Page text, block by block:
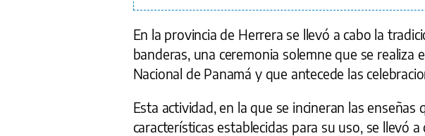
En la provincia de Herrera se llevó a cabo la
banderas, una ceremonia solemne que se realiza
Nacional de Panamá y que antecede las
Esta actividad, en la que se incineran las enseñas
características establecidas para su uso, se llevó a